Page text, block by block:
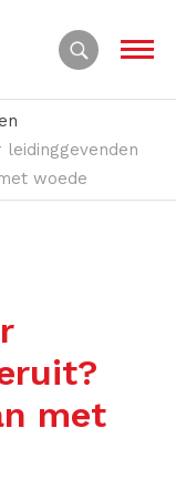
woede
met